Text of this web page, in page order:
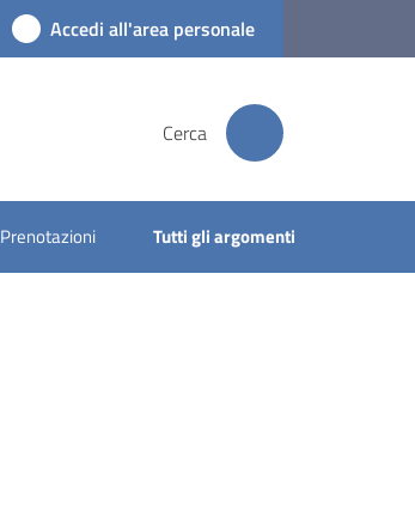
Accedi all'area personale
Cerca
Prenotazioni Tutti gli argomenti